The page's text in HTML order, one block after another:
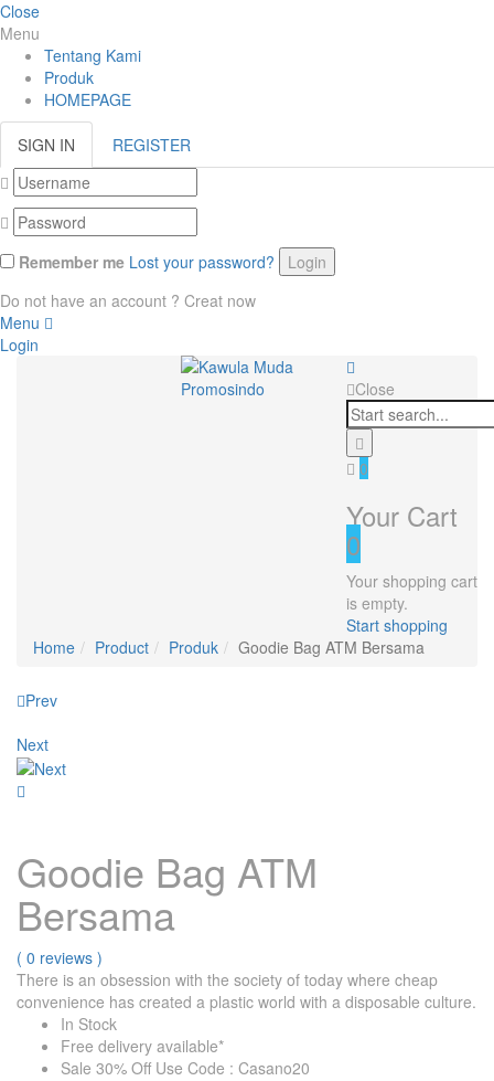
Close
Menu
Tentang Kami
Produk
HOMEPAGE
SIGN IN REGISTER
Remember me Lost your password?
Do not have an account ? Creat now
Menu
Login
Close
0
Your Cart
0
Your shopping cart
is empty.
Start shopping
Home
Product Produk Goodie Bag ATM Bersama
Product
navigation
Prev
Next
Goodie Bag ATM
Bersama
( 0 reviews )
There is an obsession with the society of today where cheap
convenience has created a plastic world with a disposable culture.
In Stock
Free delivery available*
Sale 30% Off Use Code : Casano20